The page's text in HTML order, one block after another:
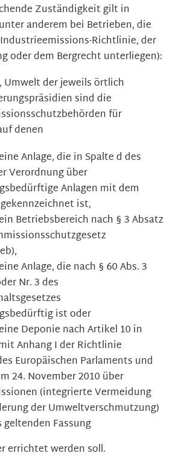
Zuständigkeit gilt in
anderem bei Betrieben, die
Richtlinie, der
oder dem Bergrecht unterliegen):
Umwelt der jeweils örtlich
sind die
für
denen
Anlage, die in Spalte d des
Verordnung über
Anlagen mit dem
ist,
Betriebsbereich nach § 3 Absatz
Anlage, die nach § 60 Abs. 3
Nr. 3 des
ist oder
Deponie nach Artikel 10 in
Anhang I der Richtlinie
Europäischen Parlaments und
24. November 2010 über
(integrierte Vermeidung
der Umweltverschmutzung)
Fassung
errichtet werden soll.